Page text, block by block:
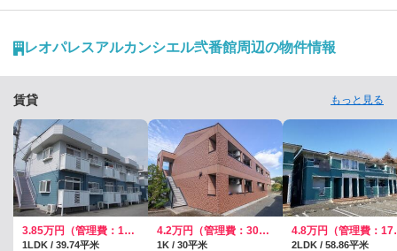
どっちもいい！という高瀬さんに、地元への愛をおすすめスポットを紹
介いただきながら、たっぷり語っていただきました。
レオパレスアルカンシエル弐番館周辺の物件情報
賃貸 もっと見る
3.85万円（管理費：1800円）
1LDK / 39.74平米
4.2万円（管理費：3000円）
1K / 30平米
4.8
2LDK / 58.86平米